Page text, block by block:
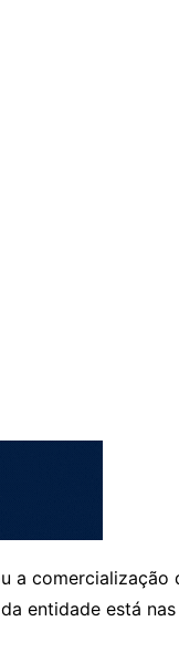
a
entidade está